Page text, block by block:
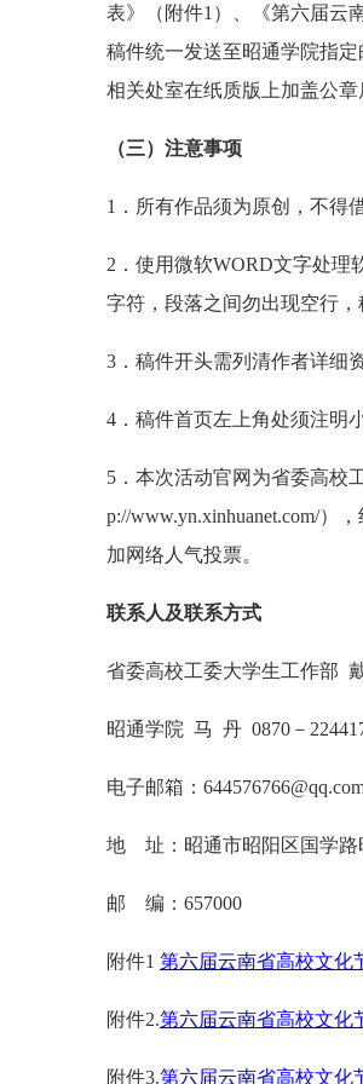
表》（附件1）、《第六届云
稿件统一发送至昭通学院指
相关处室在纸质版上加盖公章
（三）注意事项
1．所有作品须为原创，不得
2．使用微软WORD文字处理
字符，段落之间勿出现空行，
3．稿件开头需列清作者详细
4．稿件首页左上角处须注明
5．本次活动官网为省委高校
p://www.yn.xinhuanet.com/）
加网络人气投票。
联系人及联系方式
省委高校工委大学生工作部
昭通学院 马 丹 0870－
电子邮箱：
地 址：昭通市昭阳区国学路
邮 编：657000
附件1 第六届云南省高校文化
附件2.第六届云南省高校文化
附件3.第六届云南省高校文化